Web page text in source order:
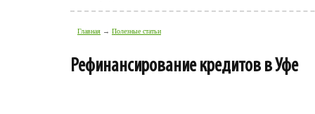
Главная → Полезные статьи
Рефинансирование кредитов в Уфе